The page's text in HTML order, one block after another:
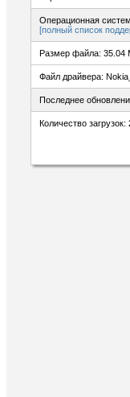
Операционная
[полный список
Размер файла: 35.04
Файл драйвера:
Последнее
Количество загрузок: